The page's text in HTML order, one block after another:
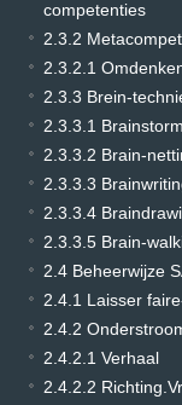
competenties
2.3.2
2.3.2.1
2.3.3 Brein-
2.3.3.1
2.3.3.2 Brain-
2.3.3.3
2.3.3.4
2.3.3.5 Brain-
2.4 Beheerwijze
2.4.1 Laisser
2.4.2
2.4.2.1 Verhaal
2.4.2.2